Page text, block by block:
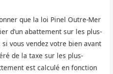
que la loi Pinel Outre-Mer
d’un abattement sur les plus-
vous vendez votre bien avant
de la taxe sur les plus-
est calculé en fonction